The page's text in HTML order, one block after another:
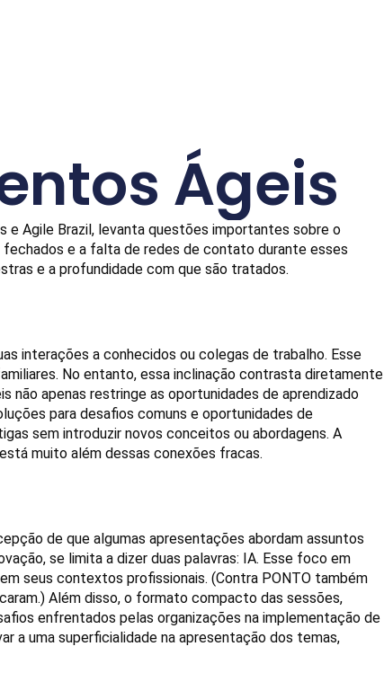
Ágeis
e Agile Brazil, levanta questões importantes sobre o
fechados e a falta de redes de contato durante esses
e a profundidade com que são tratados.
interações a conhecidos ou colegas de trabalho. Esse
No entanto, essa inclinação contrasta diretamente
apenas restringe as oportunidades de aprendizado
para desafios comuns e oportunidades de
sem introduzir novos conceitos ou abordagens. A
muito além dessas conexões fracas.
de que algumas apresentações abordam assuntos
se limita a dizer duas palavras: IA. Esse foco em
seus contextos profissionais. (Contra PONTO também
Além disso, o formato compacto das sessões,
enfrentados pelas organizações na implementação de
a uma superficialidade na apresentação dos temas,